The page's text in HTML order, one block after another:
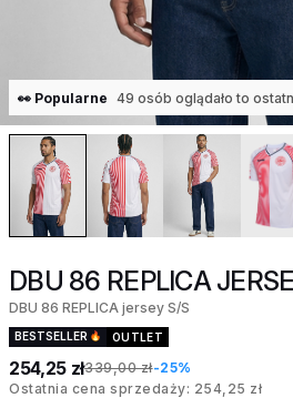
👀 Popularne 49 osób oglądało to
DBU 86 REPLICA
DBU 86 REPLICA jersey S/S
BESTSELLER OUTLET
254,25 zł339,00 zł-25%
Ostatnia cena sprzedaży: 254,25 zł